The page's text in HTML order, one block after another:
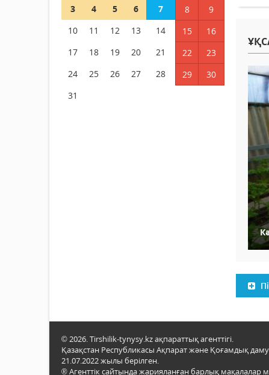
3
4 5 6 7 8
9
10
11 12 13 14 15
16
17
18 19 20 21 22
23
24
25 26 27 28 29
30
31
© 2026. Tirshilik-tynysy.kz ақпараттық агенттігі.
Қазақстан Республикасы Ақпарат және Қоғамдық даму
21.07.2022 жылы берілген.
® Агенттік сайтында жарияланған барлық